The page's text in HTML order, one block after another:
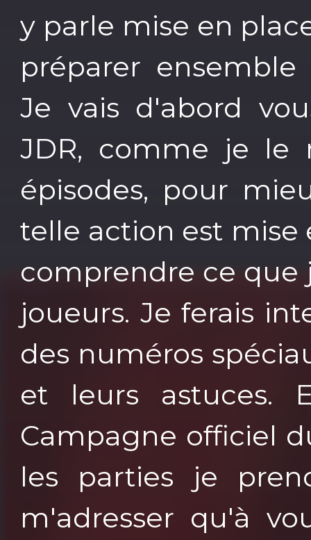
y parle mise en
préparer
Je vais d'abord
JDR, comme je le
épisodes, pour
telle action est
comprendre ce que
joueurs. Je ferais
des numéros
et leurs astuces.
Campagne officiel
les parties je
m'adresser qu'à